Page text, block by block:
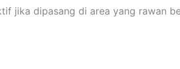
jika dipasang di area yang rawan